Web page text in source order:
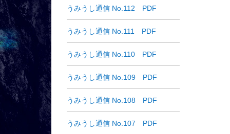
うみうし通信 No.112 PDF
うみうし通信 No.111 PDF
うみうし通信 No.110 PDF
うみうし通信 No.109 PDF
うみうし通信 No.108 PDF
うみうし通信 No.107 PDF